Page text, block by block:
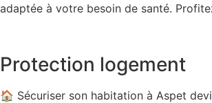
adaptée à votre besoin de santé.
Protection logement
🏠 Sécuriser son habitation à Aspet